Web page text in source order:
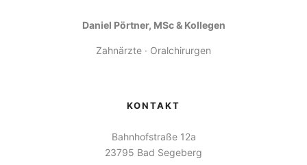
Daniel Pörtner, MSc & Kollegen
Zahnärzte · Oralchirurgen
KONTAKT
Bahnhofstraße 12a
23795 Bad Segeberg